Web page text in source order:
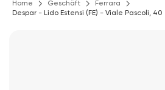
Home Geschäft
Ferrara
Despar - Lido Estensi (FE) - Viale Pascoli, 40